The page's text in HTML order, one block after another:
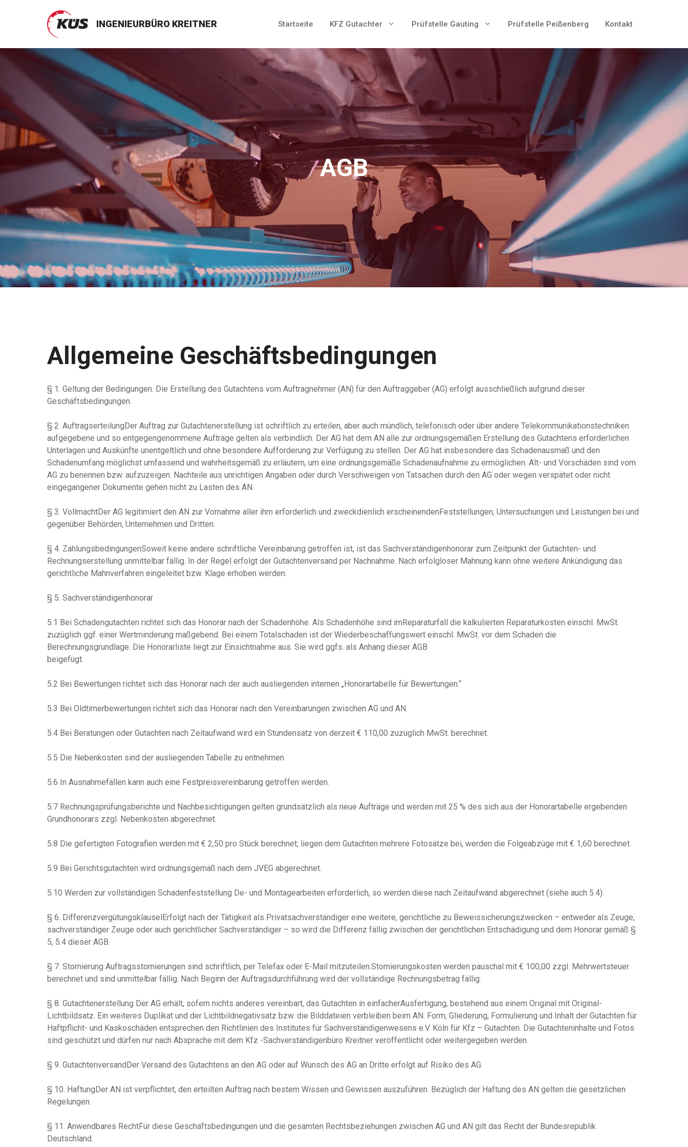
INGENIEURBÜRO KREITNER Startseite KFZ Gutachter Prüfstelle Gauting Prüfstelle Peißenberg Kontakt
AGB
Allgemeine Geschäftsbedingungen
§ 1. Geltung der Bedingungen. Die Erstellung des Gutachtens vom Auftragnehmer (AN) für den Auftraggeber (AG) erfolgt ausschließlich aufgrund dieser
Geschäftsbedingungen.
§ 2. AuftragserteilungDer Auftrag zur Gutachtenerstellung ist schriftlich zu erteilen, aber auch mündlich, telefonisch oder über andere Telekommunikationstechniken
aufgegebene und so entgegengenommene Aufträge gelten als verbindlich. Der AG hat dem AN alle zur ordnungsgemäßen Erstellung des Gutachtens erforderlichen
Unterlagen und Auskünfte unentgeltlich und ohne besondere Aufforderung zur Verfügung zu stellen. Der AG hat insbesondere das Schadenausmaß und den
Schadenumfang möglichst umfassend und wahrheitsgemäß zu erläutern, um eine ordnungsgemäße Schadenaufnahme zu ermöglichen. Alt- und Vorschäden sind vom
AG zu benennen bzw. aufzuzeigen. Nachteile aus unrichtigen Angaben oder durch Verschweigen von Tatsachen durch den AG oder wegen verspätet oder nicht
eingegangener Dokumente gehen nicht zu Lasten des AN.
§ 3. VollmachtDer AG legitimiert den AN zur Vornahme aller ihm erforderlich und zweckdienlich erscheinendenFeststellungen, Untersuchungen und Leistungen bei und
gegenüber Behörden, Unternehmen und Dritten.
§ 4. ZahlungsbedingungenSoweit keine andere schriftliche Vereinbarung getroffen ist, ist das Sachverständigenhonorar zum Zeitpunkt der Gutachten- und
Rechnungserstellung unmittelbar fällig. In der Regel erfolgt der Gutachtenversand per Nachnahme. Nach erfolgloser Mahnung kann ohne weitere Ankündigung das
gerichtliche Mahnverfahren eingeleitet bzw. Klage erhoben werden.
§ 5. Sachverständigenhonorar
5.1 Bei Schadengutachten richtet sich das Honorar nach der Schadenhöhe. Als Schadenhöhe sind imReparaturfall die kalkulierten Reparaturkosten einschl. MwSt.
zuzüglich ggf. einer Wertminderung maßgebend. Bei einem Totalschaden ist der Wiederbeschaffungswert einschl. MwSt. vor dem Schaden die
Berechnungsgrundlage. Die Honorarliste liegt zur Einsichtnahme aus. Sie wird ggfs. als Anhang dieser AGB
beigefügt.
5.2 Bei Bewertungen richtet sich das Honorar nach der auch ausliegenden internen „Honorartabelle für Bewertungen.“
5.3 Bei Oldtimerbewertungen richtet sich das Honorar nach den Vereinbarungen zwischen AG und AN.
5.4 Bei Beratungen oder Gutachten nach Zeitaufwand wird ein Stundensatz von derzeit € 110,00 zuzüglich MwSt. berechnet.
5.5 Die Nebenkosten sind der ausliegenden Tabelle zu entnehmen.
5.6 In Ausnahmefällen kann auch eine Festpreisvereinbarung getroffen werden.
5.7 Rechnungsprüfungsberichte und Nachbesichtigungen gelten grundsätzlich als neue Aufträge und werden mit 25 % des sich aus der Honorartabelle ergebenden
Grundhonorars zzgl. Nebenkosten abgerechnet.
5.8 Die gefertigten Fotografien werden mit € 2,50 pro Stück berechnet; liegen dem Gutachten mehrere Fotosätze bei, werden die Folgeabzüge mit € 1,60 berechnet.
5.9 Bei Gerichtsgutachten wird ordnungsgemäß nach dem JVEG abgerechnet.
5.10 Werden zur vollständigen Schadenfeststellung De- und Montagearbeiten erforderlich, so werden diese nach Zeitaufwand abgerechnet (siehe auch 5.4).
§ 6. DifferenzvergütungsklauselErfolgt nach der Tätigkeit als Privatsachverständiger eine weitere, gerichtliche zu Beweissicherungszwecken – entweder als Zeuge,
sachverständiger Zeuge oder auch gerichtlicher Sachverständiger – so wird die Differenz fällig zwischen der gerichtlichen Entschädigung und dem Honorar gemäß §
5, 5.4 dieser AGB.
§ 7. Stornierung Auftragsstornierungen sind schriftlich, per Telefax oder E-Mail mitzuteilen.Stornierungskosten werden pauschal mit € 100,00 zzgl. Mehrwertsteuer
berechnet und sind unmittelbar fällig. Nach Beginn der Auftragsdurchführung wird der vollständige Rechnungsbetrag fällig.
§ 8. Gutachtenerstellung Der AG erhält, sofern nichts anderes vereinbart, das Gutachten in einfacherAusfertigung, bestehend aus einem Original mit Original-
Lichtbildsatz. Ein weiteres Duplikat und der Lichtbildnegativsatz bzw. die Bilddateien verbleiben beim AN. Form, Gliederung, Formulierung und Inhalt der Gutachten für
Haftpflicht- und Kaskoschäden entsprechen den Richtlinien des Institutes für Sachverständigenwesens e.V. Köln für Kfz – Gutachten. Die Gutachteninhalte und Fotos
sind geschützt und dürfen nur nach Absprache mit dem Kfz -Sachverständigenbüro Kreitner veröffentlicht oder weitergegeben werden.
§ 9. GutachtenversandDer Versand des Gutachtens an den AG oder auf Wunsch des AG an Dritte erfolgt auf Risiko des AG.
§ 10. HaftungDer AN ist verpflichtet, den erteilten Auftrag nach bestem Wissen und Gewissen auszuführen. Bezüglich der Haftung des AN gelten die gesetzlichen
Regelungen.
§ 11. Anwendbares RechtFür diese Geschäftsbedingungen und die gesamten Rechtsbeziehungen zwischen AG und AN gilt das Recht der Bundesrepublik
Deutschland.